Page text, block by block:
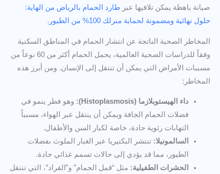
صيانة باهظة يمكن تلافيها عبر طارد الحمام بالرياض من الهاية:
حلول نهائية ومضمونة لحماية منزلك 100% من الطيور
.
المخاطر الصحية الناتجة عن انتشار الحمام في المناطق السكنية
وفقاً للدراسات الصحية العالمية، يحمل الحمام أكثر من 60 نوعاً من
مسببات الأمراض التي يمكن أن تنتقل إلى الإنسان. ومن أبرز هذه
المخاطر:
داء الهيستوبلازما (Histoplasmosis):
وهو فطر ينمو في
فضلات الحمام الجافة ويمكن أن ينتقل عبر الهواء، مسبباً
التهابات رئوية حادة، خاصة لكبار السن والأطفال.
السالمونيلا: تنتشر البكتيريا عبر الغبار الملوث بفضلات
الطيور، مما قد يؤدي إلى حالات تسمم غذائي حادة.
الحشرات الطفيلية: مثل “قمل الحمام” و”القراد”، التي تنتقل